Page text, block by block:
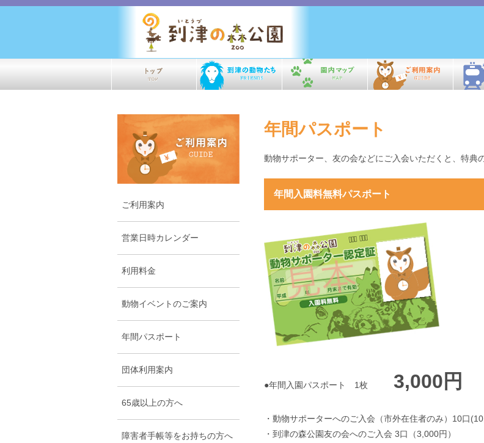
年間パスポート
動物サポーター、友の会などにご入会いただくと、特典
年間入園料無料パスポート
●年間入園パスポート 1枚 3,000円
・動物サポーターへのご入会（市外在住者のみ）10口
・到津の森公園友の会へのご入会 3口（3,000円）
ご利用案内
営業日時カレンダー
利用料金
動物イベントのご案内
年間パスポート
団体利用案内
65歳以上の方へ
障害者手帳等をお持ちの方へ